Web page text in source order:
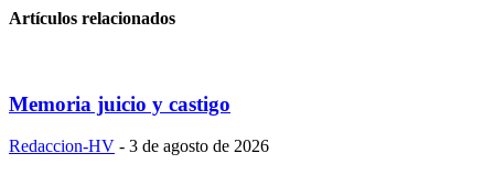
Artículos relacionados
Memoria juicio y castigo
Redaccion-HV - 3 de agosto de 2026